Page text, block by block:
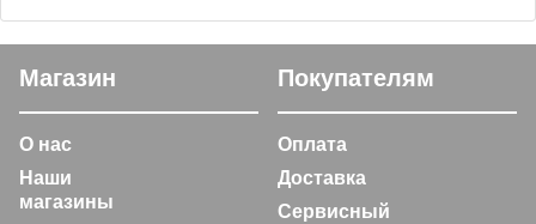
Магазин
О нас
Наши
магазины
Покупателям
Оплата
Доставка
Сервисный